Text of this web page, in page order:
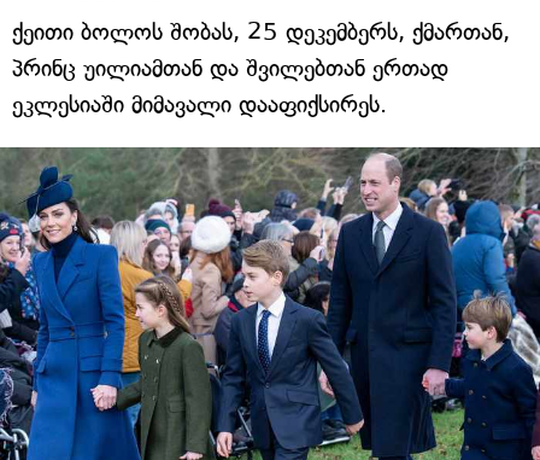
ქეითი ბოლოს შობას, 25 დეკემბერს, ქმართან,
პრინც უილიამთან და შვილებთან ერთად
ეკლესიაში მიმავალი დააფიქსირეს.